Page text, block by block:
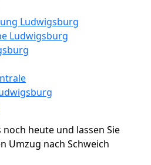
Ludwigsburg
Ludwigsburg
heute und lassen Sie
Umzug nach Schweich